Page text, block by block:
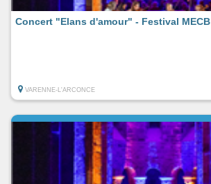
Concert "Elans d'amour" - Festival MECB
VARENNE-L'ARCONCE